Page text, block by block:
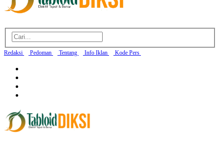
Redaksi Pedoman Tentang Info Iklan Kode Pers